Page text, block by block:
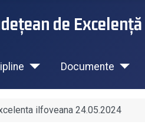
de
Documente
ilfoveana 24.05.2024